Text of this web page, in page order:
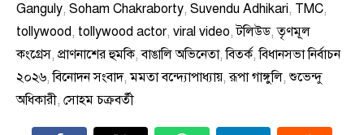
Ganguly, Soham Chakraborty, Suvendu Adhikari, TMC,
tollywood, tollywood actor, viral video,টলিউড,তৃণমূল
কংগ্রেস, প্রাণনাশের হুমকি,বাঙালি অভিনেতা,বিতর্ক,বিধানসভা নির্বাচন
২০২৬,বিনোদন সংবাদ,মমতা বন্দ্যোপাধ্যায়,রূপা গাঙ্গুলি,শুভেন্দু
অধিকারী, সোহম চক্রবর্তী